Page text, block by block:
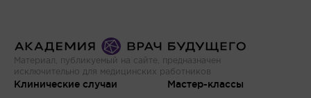
Материал, публикуемый на сайте, предназначен
исключительно для медицинских работников
Клинические случаи
Мастер-классы